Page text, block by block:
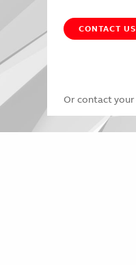
CONTACT US
Or contact your